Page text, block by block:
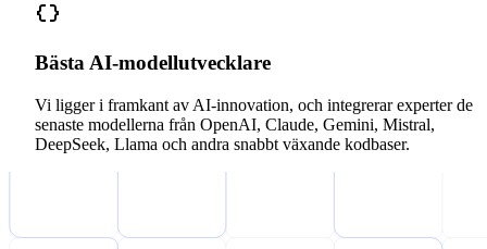
Bästa AI-modellutvecklare
Vi ligger i framkant av AI-innovation, och integrerar experter de
senaste modellerna från OpenAI, Claude, Gemini, Mistral,
DeepSeek, Llama och andra snabbt växande kodbaser.